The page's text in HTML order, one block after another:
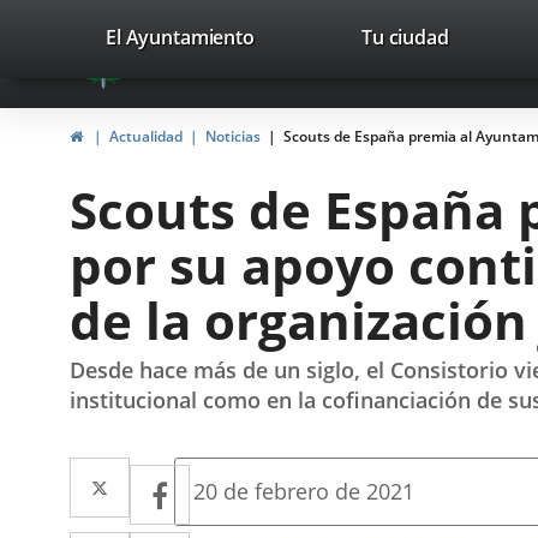
Portal
Web
del
Valladolid
avaTop
valladolid.es
El Ayuntamiento Tu ciudad
InicioActualidad Noticias Scouts de España premia al
Scouts de
por su apoyo
de la
Desde hace más de un siglo, el Consistorio
institucional como en la cofinanciación de
Twitter
Enlace
a
Facebook
Enlace
a
Fecha
20 de febrero de 2021